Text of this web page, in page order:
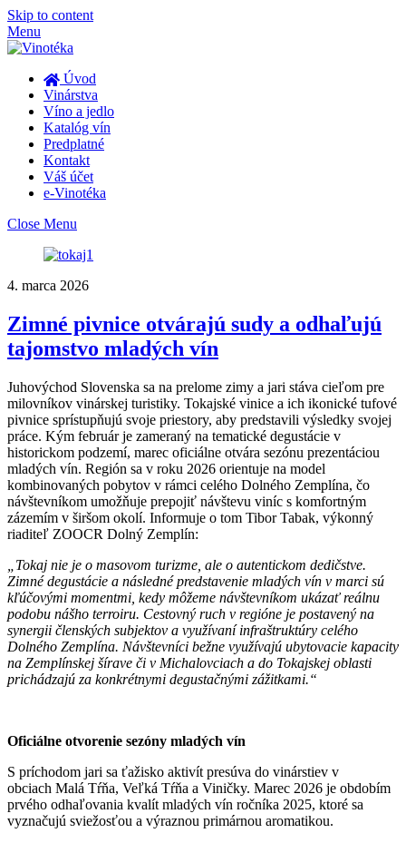
Skip to content
Menu
Úvod
Vinárstva
Víno a jedlo
Katalóg vín
Predplatné
Kontakt
Váš účet
e-Vinotéka
Close Menu
4. marca 2026
Zimné pivnice otvárajú sudy a odhaľujú
tajomstvo mladých vín
Juhovýchod Slovenska sa na prelome zimy a jari stáva cieľom pre
milovníkov vinárskej turistiky. Tokajské vinice a ich ikonické tufové
pivnice sprístupňujú svoje priestory, aby predstavili výsledky svojej
práce. Kým február je zameraný na tematické degustácie v
historickom podzemí, marec oficiálne otvára sezónu prezentáciou
mladých vín. Región sa v roku 2026 orientuje na model
kombinovaných pobytov v rámci celého Dolného Zemplína, čo
návštevníkom umožňuje prepojiť návštevu viníc s komfortným
zázemím v širšom okolí. Informuje o tom Tibor Tabak, výkonný
riaditeľ ZOOCR Dolný Zemplín:
„Tokaj nie je o masovom turizme, ale o autentickom dedičstve.
Zimné degustácie a následné predstavenie mladých vín v marci sú
kľúčovými momentmi, kedy môžeme návštevníkom ukázať reálnu
podobu nášho terroiru. Cestovný ruch v regióne je postavený na
synergii členských subjektov a využívaní infraštruktúry celého
Dolného Zemplína. Návštevníci bežne využívajú ubytovacie kapacity
na Zemplínskej šírave či v Michalovciach a do Tokajskej oblasti
prichádzajú za konkrétnymi degustačnými zážitkami.“
Oficiálne otvorenie sezóny mladých vín
S príchodom jari sa ťažisko aktivít presúva do vinárstiev v
obciach Malá Tŕňa, Veľká Tŕňa a Viničky. Marec 2026 je obdobím
prvého odhaľovania kvalít mladých vín ročníka 2025, ktoré sa
vyznačujú sviežosťou a výraznou primárnou aromatikou.